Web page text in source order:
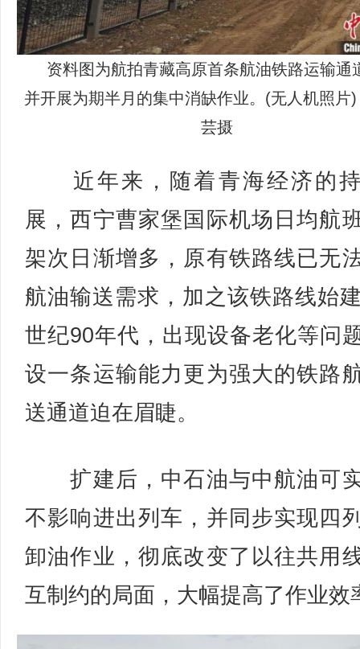
资料图为航拍青藏高原首条航油铁路运输通
并开展为期半月的集中消缺作业。(无人机
芸摄
近年来，随着青海经济的
展，西宁曹家堡国际机场日均航
架次日渐增多，原有铁路线已无
航油输送需求，加之该铁路线始
世纪90年代，出现设备老化等问
设一条运输能力更为强大的铁路
送通道迫在眉睫。
扩建后，中石油与中航油可
不影响进出列车，并同步实现四
卸油作业，彻底改变了以往共用
互制约的局面，大幅提高了作业效